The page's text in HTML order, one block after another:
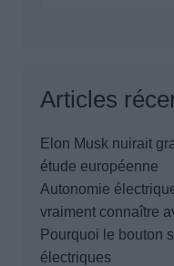
Articles
Elon Musk nuirait
étude européenne
Autonomie
vraiment connaître
Pourquoi le bouton
électriques